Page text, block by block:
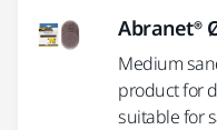
Abranet®
Medium
product for
suitable for